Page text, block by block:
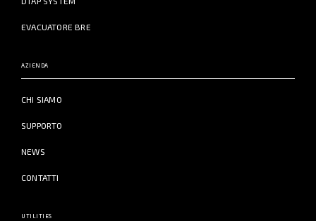
EVACUATORE BRE
AZIENDA
CHI SIAMO
SUPPORTO
NEWS
CONTATTI
UTILITIES